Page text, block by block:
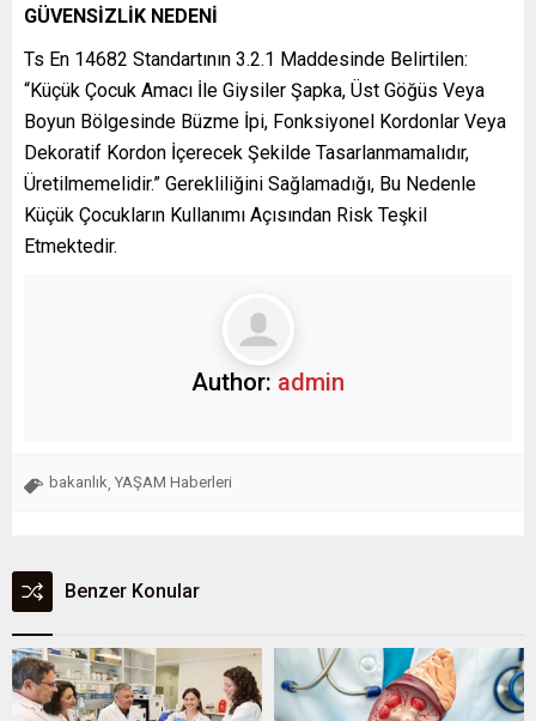
GÜVENSİZLİK NEDENİ
Ts En 14682 Standartının 3.2.1 Maddesinde Belirtilen:
“Küçük Çocuk Amacı İle Giysiler Şapka, Üst Göğüs Veya
Boyun Bölgesinde Büzme İpi, Fonksiyonel Kordonlar Veya
Dekoratif Kordon İçerecek Şekilde Tasarlanmamalıdır,
Üretilmemelidir.” Gerekliliğini Sağlamadığı, Bu Nedenle
Küçük Çocukların Kullanımı Açısından Risk Teşkil
Etmektedir.
Author: admin
bakanlık, YAŞAM Haberleri
Benzer Konular